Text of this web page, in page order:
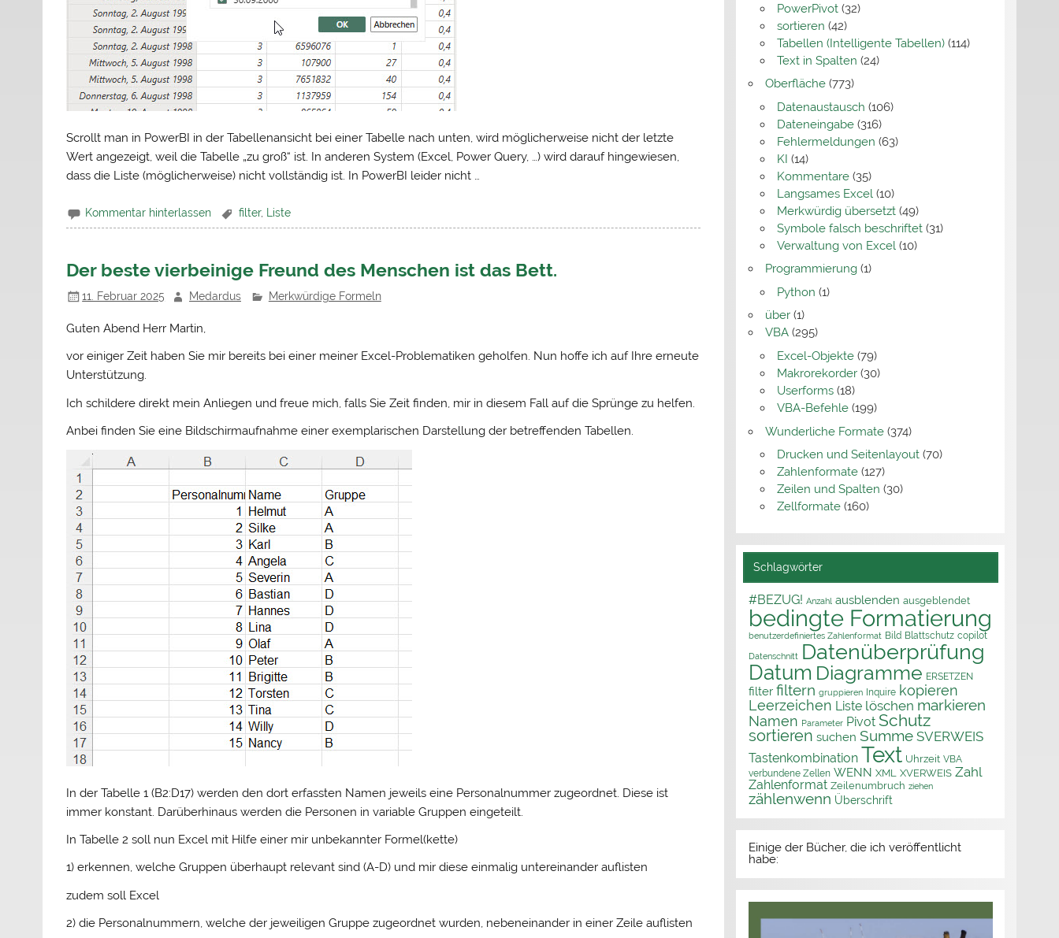
Scrollt man in PowerBI in der Tabellenansicht bei einer Tabelle nach unten, wird möglicherweise nicht der letzte
Wert angezeigt, weil die Tabelle „zu groß“ ist. In anderen System (Excel, Power Query, …) wird darauf hingewiesen,
dass die Liste (möglicherweise) nicht vollständig ist. In PowerBI leider nicht …
Kommentar hinterlassen filter, Liste
Der beste vierbeinige Freund des Menschen ist das Bett.
11. Februar 2025 Medardus Merkwürdige Formeln
Guten Abend Herr Martin,
vor einiger Zeit haben Sie mir bereits bei einer meiner Excel-Problematiken geholfen. Nun hoffe ich auf Ihre erneute
Unterstützung.
Ich schildere direkt mein Anliegen und freue mich, falls Sie Zeit finden, mir in diesem Fall auf die Sprünge zu helfen.
Anbei finden Sie eine Bildschirmaufnahme einer exemplarischen Darstellung der betreffenden Tabellen.
In der Tabelle 1 (B2:D17) werden den dort erfassten Namen jeweils eine Personalnummer zugeordnet. Diese ist
immer konstant. Darüberhinaus werden die Personen in variable Gruppen eingeteilt.
In Tabelle 2 soll nun Excel mit Hilfe einer mir unbekannter Formel(kette)
1) erkennen, welche Gruppen überhaupt relevant sind (A-D) und mir diese einmalig untereinander auflisten
zudem soll Excel
2) die Personalnummern, welche der jeweiligen Gruppe zugeordnet wurden, nebeneinander in einer Zeile auflisten
PowerPivot (32)
sortieren (42)
Tabellen (Intelligente Tabellen) (114)
Text in Spalten (24)
Oberfläche(773)
Datenaustausch (106)
Dateneingabe (316)
Fehlermeldungen (63)
KI (14)
Kommentare (35)
Langsames Excel (10)
Merkwürdig übersetzt (49)
Symbole falsch beschriftet (31)
Verwaltung von Excel (10)
Programmierung(1)
Python (1)
über(1)
VBA(295)
Excel-Objekte (79)
Makrorekorder (30)
Userforms (18)
VBA-Befehle (199)
Wunderliche Formate(374)
Drucken und Seitenlayout (70)
Zahlenformate (127)
Zeilen und Spalten (30)
Zellformate (160)
Schlagwörter
#BEZUG! Anzahl ausblenden ausgeblendet
bedingte Formatierung
benutzerdefiniertes Zahlenformat Bild Blattschutz copilot
Datenschnitt Datenüberprüfung
Datum Diagramme ERSETZEN
filter filtern gruppieren Inquire kopieren
Leerzeichen Liste löschen markieren
Namen Parameter Pivot Schutz
sortieren suchen Summe SVERWEIS
Tastenkombination Text Uhrzeit VBA
verbundene Zellen WENN XML XVERWEIS Zahl
Zahlenformat Zeilenumbruch ziehen
zählenwenn Überschrift
Einige der Bücher, die ich veröffentlicht
habe: